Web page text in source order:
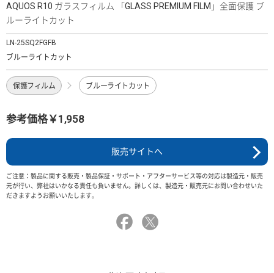
AQUOS R10 ガラスフィルム 「GLASS PREMIUM FILM」全面保護 ブ
ルーライトカット
LN-25SQ2FGFB
ブルーライトカット
保護フィルム ブルーライトカット
参考価格￥1,958
販売サイトへ
ご注意：製品に関する販売・製品保証・サポート・アフターサービス等の対応は製造元・販売
元が行い、弊社はいかなる責任も負いません。詳しくは、製造元・販売元にお問い合わせいた
だきますようお願いいたします。